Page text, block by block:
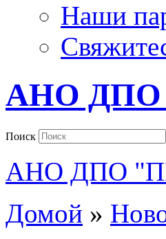
Наши
АНО
Поиск
АНО ДПО
Домой »